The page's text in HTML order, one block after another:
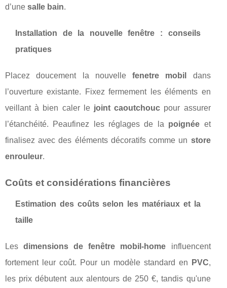
d’une salle bain.
Installation de la nouvelle fenêtre : conseils
pratiques
Placez doucement la nouvellefenetre mobil
dans
l’ouverture existante. Fixez fermement les éléments en
veillant à bien caler le joint caoutchouc pour assurer
l’étanchéité. Peaufinez les réglages de la poignée et
finalisez avec des éléments décoratifs comme un store
enrouleur.
Coûts et considérations financières
Estimation des coûts selon les matériaux et la
taille
Lesdimensions de fenêtre mobil-home influencent
fortement leur coût. Pour un modèle standard en
PVC,
les prix débutent aux alentours de 250 €, tandis qu'une